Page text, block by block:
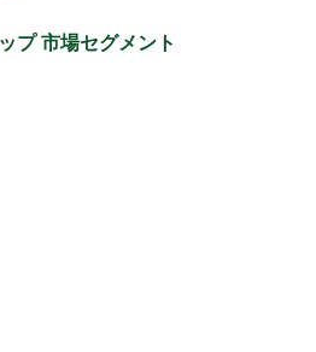
プ 市場セグメント